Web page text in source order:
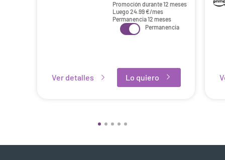
Promoción durante 12 meses
Luego 24.99€/mes
Permanencia 12 meses
Permanencia
Ver detalles Lo quiero